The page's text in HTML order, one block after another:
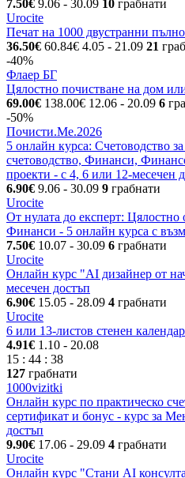
7.50€ 9.06 - 30.09 10 грабнати
Urocite
Печат на 1000 двустранни
36.50€ 60.84€ 4.05 - 21.09 21
-40%
Флаер БГ
Цялостно почистване на дом
69.00€ 138.00€ 12.06 - 20.09 6
-50%
Почисти.Ме.2026
5 онлайн курса: Счетоводство
счетоводство, Финанси,
проекти - с 4, 6 или 12-месечен
6.90€ 9.06 - 30.09 9 грабнати
Urocite
От нулата до експерт:
Финанси - 5 онлайн курса с
7.50€ 10.07 - 30.09 6 грабнати
Urocite
Онлайн курс "AI дизайнер от
месечен достъп
6.90€ 15.05 - 28.09 4 грабнати
Urocite
6 или 13-листов стенен
4.91€ 1.10 - 20.08
15 : 44 : 38
127 грабнати
1000vizitki
Онлайн курс по практическо
сертификат и бонус - курс за
достъп
9.90€ 17.06 - 29.09 4 грабнати
Urocite
Онлайн курс "Стани AI